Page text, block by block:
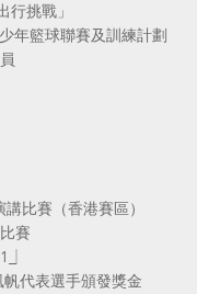
挑戰」
年籃球聯賽及訓練計劃
比賽（香港賽區）
賽
代表選手頒發獎金